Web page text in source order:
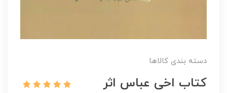
دسته بندی کالاها
کتاب اخی عباس اثر